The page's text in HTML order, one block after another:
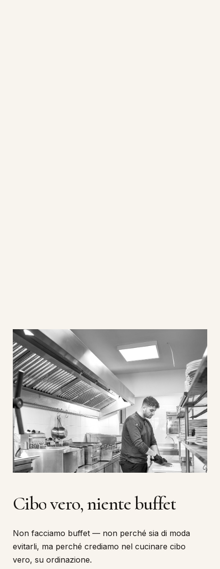
Cibovero,nientebuffet
Non facciamo buffet — non perché sia di moda
evitarli, ma perché crediamo nel cucinare cibo
vero, su ordinazione.